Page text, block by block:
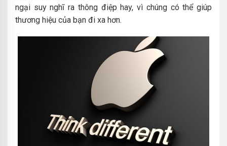
ngại suy nghĩ ra thông điệp hay, vì chúng có thể giúp
thương hiệu của bạn đi xa hơn.